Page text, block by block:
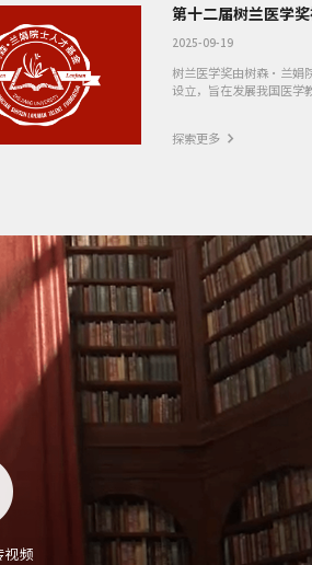
2026树兰卓越工程申请人名单公布
第十二届树兰医学
2025-09-19
树兰医学奖由树森·兰娟
设立，旨在发展我国医学
探索更多
视频